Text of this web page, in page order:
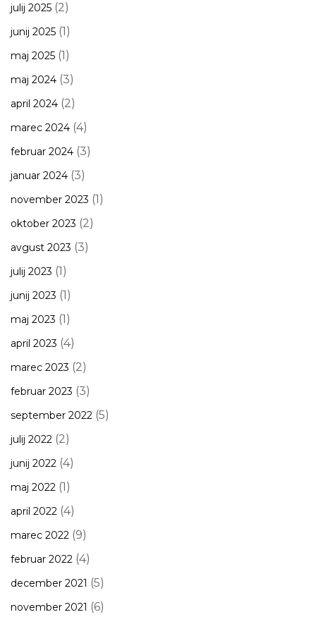
julij 2025 (2)
junij 2025 (1)
maj 2025 (1)
maj 2024 (3)
april 2024 (2)
marec 2024 (4)
februar 2024 (3)
januar 2024 (3)
november 2023 (1)
oktober 2023 (2)
avgust 2023 (3)
julij 2023 (1)
junij 2023 (1)
maj 2023 (1)
april 2023 (4)
marec 2023 (2)
februar 2023 (3)
september 2022 (5)
julij 2022 (2)
junij 2022 (4)
maj 2022 (1)
april 2022 (4)
marec 2022 (9)
februar 2022 (4)
december 2021 (5)
november 2021 (6)